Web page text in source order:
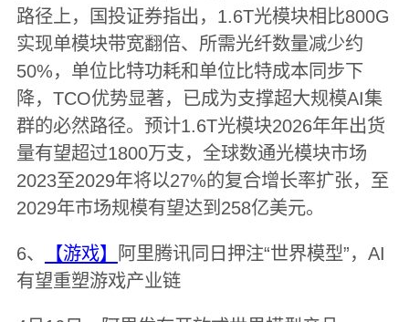
路径上，国投证券指出，1.6T光模块相比800G
实现单模块带宽翻倍、所需光纤数量减少约
50%，单位比特功耗和单位比特成本同步下
降，TCO优势显著，已成为支撑超大规模AI集
群的必然路径。预计1.6T光模块2026年年出货
量有望超过1800万支，全球数通光模块市场
2023至2029年将以27%的复合增长率扩张，至
2029年市场规模有望达到258亿美元。
6、 【游戏】
阿里腾讯同日押注“世界模型”，AI
有望重塑游戏产业链